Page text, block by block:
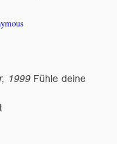
1999Fühle deine